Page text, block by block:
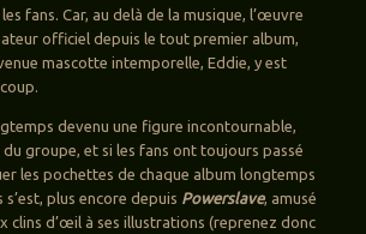
fans. Car, au delà de la musique, l’œuvre
officiel depuis le tout premier album,
mascotte intemporelle, Eddie, y est
devenu une figure incontournable,
groupe, et si les fans ont toujours passé
les pochettes de chaque album longtemps
plus encore depuis Powerslave, amusé
clins d’œil à ses illustrations (reprenez donc